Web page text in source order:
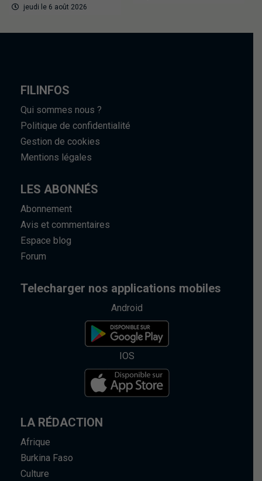
jeudi le 6 août 2026
FILINFOS
Qui sommes nous ?
Politique de confidentialité
Gestion de cookies
Mentions légales
LES ABONNÉS
Abonnement
Avis et commentaires
Espace blog
Forum
Telecharger nos applications mobiles
Android
IOS
LA RÉDACTION
Afrique
Burkina Faso
Culture